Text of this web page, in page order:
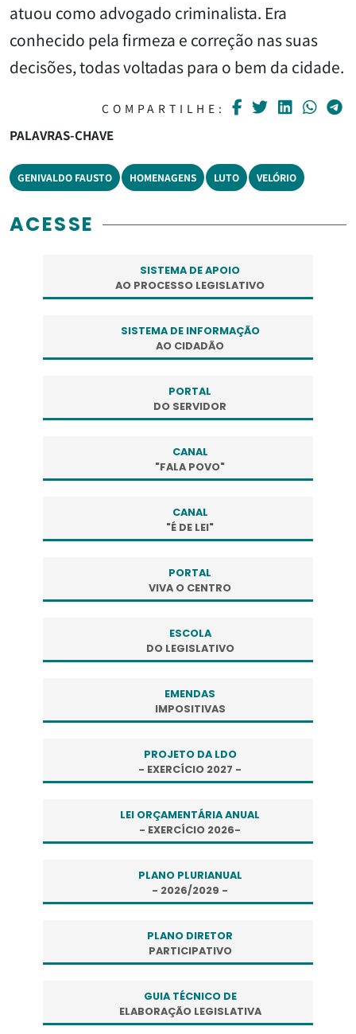
atuou como advogado criminalista. Era
conhecido pela firmeza e correção nas suas
decisões, todas voltadas para o bem da cidade.
COMPARTILHE:
PALAVRAS-CHAVE
GENIVALDO FAUSTO HOMENAGENS LUTO VELÓRIO
ACESSE
SISTEMA DE APOIO
AO PROCESSO LEGISLATIVO
SISTEMA DE INFORMAÇÃO
AO CIDADÃO
PORTAL
DO SERVIDOR
CANAL
"FALA POVO"
CANAL
"É DE LEI"
PORTAL
VIVA O CENTRO
ESCOLA
DO LEGISLATIVO
EMENDAS
IMPOSITIVAS
PROJETO DA LDO
- EXERCÍCIO 2027 -
LEI ORÇAMENTÁRIA ANUAL
- EXERCÍCIO 2026-
PLANO PLURIANUAL
- 2026/2029 -
PLANO DIRETOR
PARTICIPATIVO
GUIA TÉCNICO DE
ELABORAÇÃO LEGISLATIVA